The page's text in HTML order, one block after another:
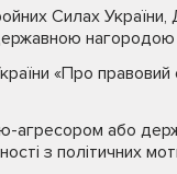
Силах України,
нагородою
«Про правовий
агресором або
з політичних